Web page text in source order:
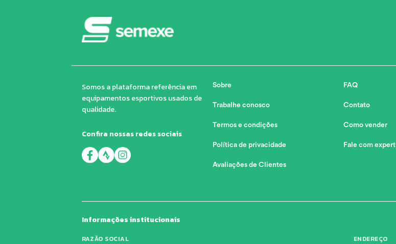
Somos a plataforma referência em
equipamentos esportivos usados de
qualidade.
Confira nossas redes sociais
Sobre
Trabalhe conosco
Termos e condições
Política de privacidade
Avaliações de Clientes
FAQ
Contato
Como vender
Fale com expert
Informações institucionais
RAZÃO SOCIAL ENDEREÇO